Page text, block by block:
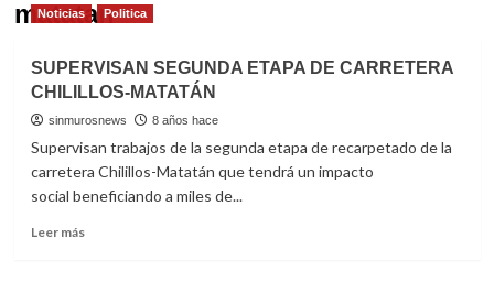
matatan
Noticias Politica
SUPERVISAN SEGUNDA ETAPA DE CARRETERA
CHILILLOS-MATATÁN
sinmurosnews 8 años hace
Supervisan trabajos de la segunda etapa de recarpetado de la
carretera Chilillos-Matatán que tendrá un impacto
social beneficiando a miles de...
Leer másRead